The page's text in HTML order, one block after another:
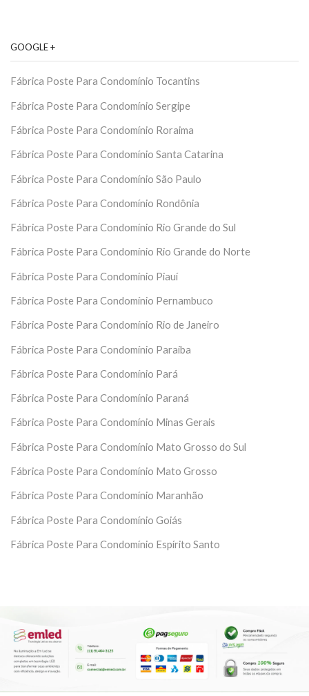
GOOGLE +
Fábrica Poste Para Condomínio Tocantins
Fábrica Poste Para Condomínio Sergipe
Fábrica Poste Para Condomínio Roraima
Fábrica Poste Para Condomínio Santa Catarina
Fábrica Poste Para Condomínio São Paulo
Fábrica Poste Para Condomínio Rondônia
Fábrica Poste Para Condomínio Rio Grande do Sul
Fábrica Poste Para Condomínio Rio Grande do Norte
Fábrica Poste Para Condomínio Piauí
Fábrica Poste Para Condomínio Pernambuco
Fábrica Poste Para Condomínio Rio de Janeiro
Fábrica Poste Para Condomínio Paraíba
Fábrica Poste Para Condomínio Pará
Fábrica Poste Para Condomínio Paraná
Fábrica Poste Para Condomínio Minas Gerais
Fábrica Poste Para Condomínio Mato Grosso do Sul
Fábrica Poste Para Condomínio Mato Grosso
Fábrica Poste Para Condomínio Maranhão
Fábrica Poste Para Condomínio Goiás
Fábrica Poste Para Condomínio Espírito Santo